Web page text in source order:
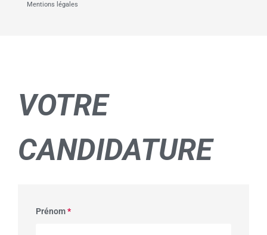
Mentions légales
VOTRE
CANDIDATURE
Prénom*